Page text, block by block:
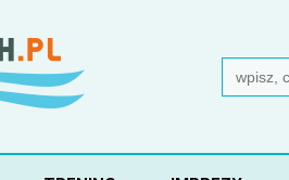
Search
for: